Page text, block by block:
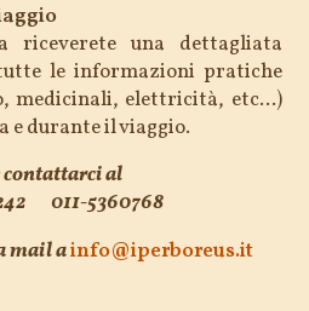
riceverete una dettagliata
le informazioni pratiche
medicinali, elettricità, etc...)
e durante il viaggio.
contattarci al
011-5360768
mail ainfo@iperboreus.it